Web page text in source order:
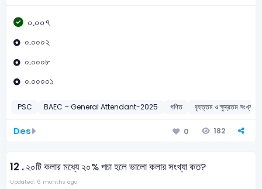
০.০০৭
০.০০০২
০.০০০৮
০.০০০০১
PSC BAEC – General Attendant-2025 গণিত বৃহত্তম ও ক্ষুদ্রতম সংখ্যা
Des 0 182
12 .২০টি কলার মধ্যে ২০% পচা হলে ভালো কলার সংখ্যা কত?
Updated: 6 months ago